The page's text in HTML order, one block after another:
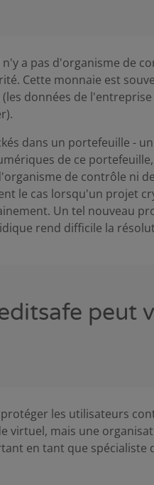
a pas d'organisme de
Cette monnaie est
données de
dans un portefeuille -
de ce
de contrôle ni
le cas lorsqu'un projet
Un tel nouveau
rend difficile la
peut
les utilisateurs
virtuel, mais une
en tant que